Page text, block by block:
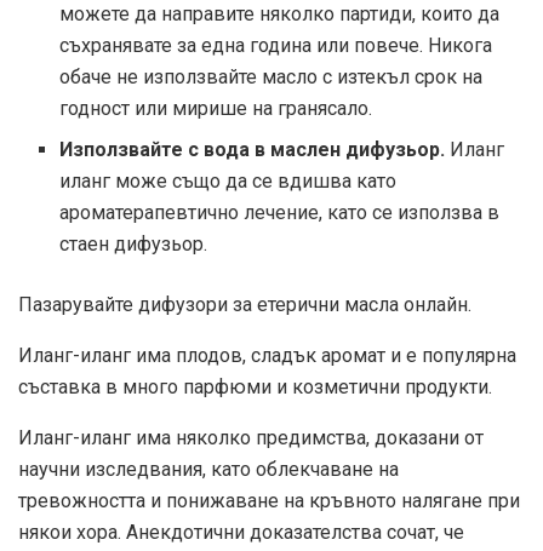
можете да направите няколко партиди, които да
съхранявате за една година или повече. Никога
обаче не използвайте масло с изтекъл срок на
годност или мирише на гранясало.
Използвайте с вода в маслен дифузьор. Иланг
иланг може също да се вдишва като
ароматерапевтично лечение, като се използва в
стаен дифузьор.
Пазарувайте дифузори за етерични масла онлайн.
Иланг-иланг има плодов, сладък аромат и е популярна
съставка в много парфюми и козметични продукти.
Иланг-иланг има няколко предимства, доказани от
научни изследвания, като облекчаване на
тревожността и понижаване на кръвното налягане при
някои хора. Анекдотични доказателства сочат, че